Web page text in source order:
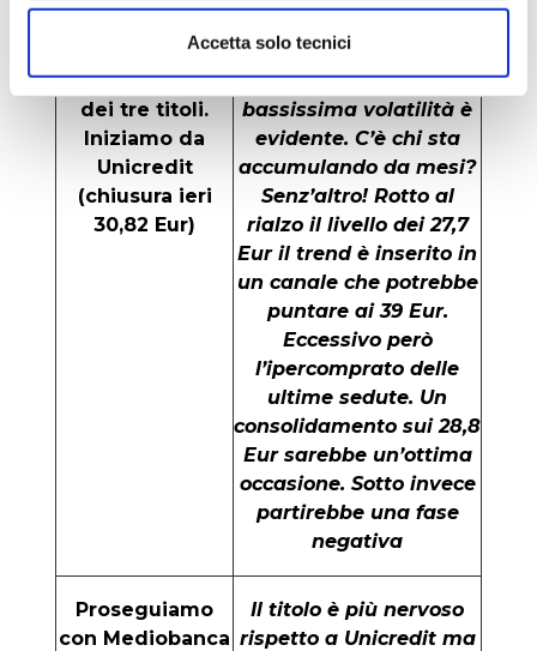
Accetta solo tecnici
nostro?
E ora un’analisi
dei tre titoli.
Iniziamo da
Unicredit
(chiusura ieri
30,82 Eur)
Un trend rialzista con
bassissima volatilità è
evidente. C’è chi sta
accumulando da mesi?
Senz’altro! Rotto al
rialzo il livello dei 27,7
Eur il trend è inserito in
un canale che potrebbe
puntare ai 39 Eur.
Eccessivo però
l’ipercomprato delle
ultime sedute. Un
consolidamento sui 28,8
Eur sarebbe un’ottima
occasione. Sotto invece
partirebbe una fase
negativa
Proseguiamo
con Mediobanca
Il titolo è più nervoso
rispetto a Unicredit ma